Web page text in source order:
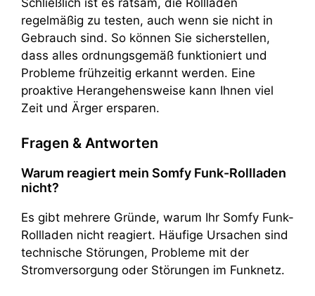
regelmäßig zu testen, auch wenn sie nicht in
Gebrauch sind. So können Sie sicherstellen,
dass alles ordnungsgemäß funktioniert und
Probleme frühzeitig erkannt werden. Eine
proaktive Herangehensweise kann Ihnen viel
Zeit und Ärger ersparen.
Fragen & Antworten
Warum reagiert mein Somfy Funk-Rollladen
nicht?
Es gibt mehrere Gründe, warum Ihr Somfy Funk-
Rollladen nicht reagiert. Häufige Ursachen sind
technische Störungen, Probleme mit der
Stromversorgung oder Störungen im Funknetz.